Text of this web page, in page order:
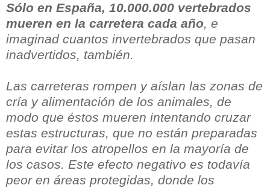
Sólo en España, 10.000.000 vertebrados
mueren en la carretera cada año, e
imaginad cuantos invertebrados que pasan
inadvertidos, también.
Las carreteras rompen y aíslan las zonas de
cría y alimentación de los animales, de
modo que éstos mueren intentando cruzar
estas estructuras, que no están preparadas
para evitar los atropellos en la mayoría de
los casos. Este efecto negativo es todavía
peor en áreas protegidas, donde los